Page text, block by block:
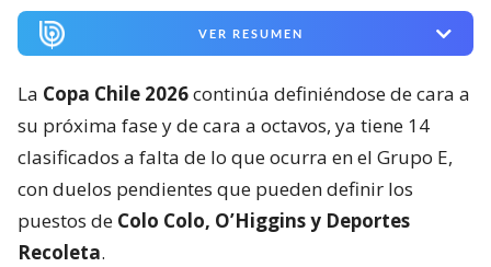
VER RESUMEN
La Copa Chile 2026continúa definiéndose de cara a
su próxima fase y de cara a octavos, ya tiene 14
clasificados a falta de lo que ocurra en el Grupo E,
con duelos pendientes que pueden definir los
puestos de Colo Colo, O’Higgins y Deportes
Recoleta.